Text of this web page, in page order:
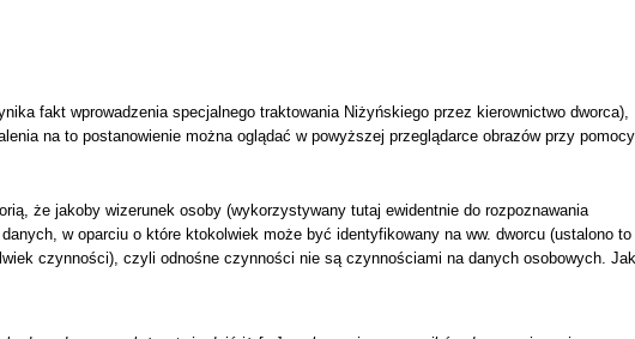
fakt wprowadzenia specjalnego traktowania Niżyńskiego przez kierownictwo dworca),
na to postanowienie można oglądać w powyższej przeglądarce obrazów przy pomocy
że jakoby wizerunek osoby (wykorzystywany tutaj ewidentnie do rozpoznawania
w oparciu o które ktokolwiek może być identyfikowany na ww. dworcu (ustalono to
czynności), czyli odnośne czynności nie są czynnościami na danych osobowych. Jak